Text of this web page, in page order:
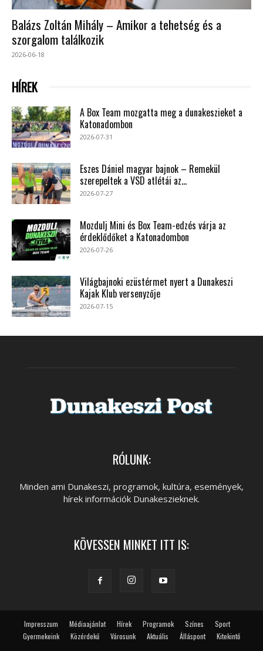
Balázs Zoltán Mihály – Amikor a tehetség és a
szorgalom találkozik
2026-06-18
HÍREK
A Box Team mozgatta meg a dunakeszieket a
Katonadombon
2026-07-31
Eszes Dániel magyar bajnok – Remekül
szerepeltek a VSD atlétái az...
2026-07-27
Mozdulj Mini és Box Team-edzés várja az
érdeklődőket a Katonadombon
2026-07-26
Világbajnoki ezüstérmet nyert a Dunakeszi
Kajak Klub versenyzője
2026-07-15
RÓLUNK:
Minden ami Dunakeszi, programok, kultúra, események,
hírek információk Dunakeszieknek.
KÖVESSEN MINKET ITT IS:
Impresszum Médiaajánlat Hírek Programok Színes
Sport
Gyermekeink
Közérdekű Városunk Aktuális Álláspont Kitekintő